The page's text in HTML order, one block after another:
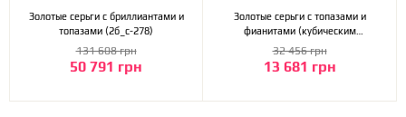
Золотые серьги с бриллиантами и
топазами (2б_с-278)
50 791 грн
131 608 грн
Золотые серьги с топазами и
фианитами (кубическим
цирконием) (2с-149)
13 681 грн
32 456 грн